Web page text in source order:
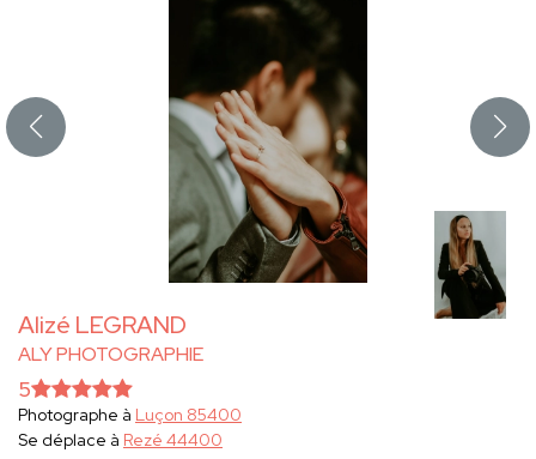
Alizé LEGRAND
ALY PHOTOGRAPHIE
5
Photographe à Luçon 85400
Se déplace à Rezé 44400